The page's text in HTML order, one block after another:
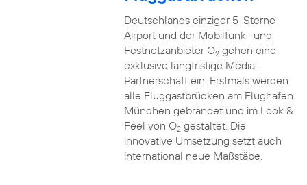
Deutschlands einziger 5-Sterne-
Airport und der Mobilfunk- und
Festnetzanbieter O2gehen eine
exklusive langfristige Media-
Partnerschaft ein. Erstmals werden
alle Fluggastbrücken am Flughafen
München gebrandet und im Look &
Feel von O2gestaltet. Die
innovative Umsetzung setzt auch
international neue Maßstäbe.